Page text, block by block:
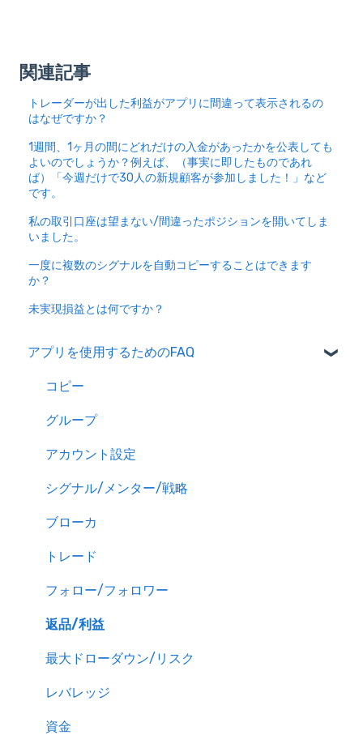
関連記事
トレーダーが出した利益がアプリに間違って表示されるの
はなぜですか？
1週間、1ヶ月の間にどれだけの入金があったかを公表しても
よいのでしょうか？例えば、（事実に即したものであれ
ば）「今週だけで30人の新規顧客が参加しました！」など
です。
私の取引口座は望まない/間違ったポジションを開いてしま
いました。
一度に複数のシグナルを自動コピーすることはできます
か？
未実現損益とは何ですか？
アプリを使用するためのFAQ
コピー
グループ
アカウント設定
シグナル/メンター/戦略
ブローカ
トレード
フォロー/フォロワー
返品/利益
最大ドローダウン/リスク
レバレッジ
資金